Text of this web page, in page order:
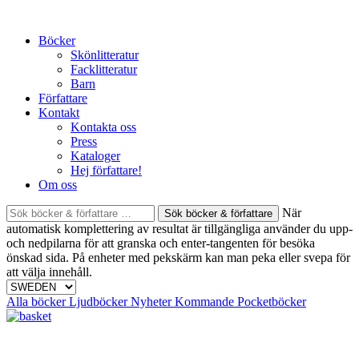
contentBöcker
Skönlitteratur
Facklitteratur
Barn
Författare
Kontakt
Kontakta oss
Press
Kataloger
Hej författare!
Om oss
Sök
böcker
&
författare
efter:
När
automatisk komplettering av resultat är tillgängliga använder du upp-
och nedpilarna för att granska och enter-tangenten för besöka
önskad sida. På enheter med pekskärm kan man peka eller svepa för
att välja innehåll.
Alla böckerLjudböckerNyheterKommande Pocketböcker